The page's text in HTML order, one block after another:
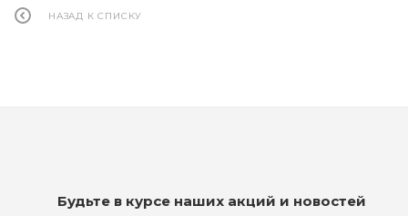
НАЗАД К СПИСКУ
Будьте в курсе наших акций и новостей